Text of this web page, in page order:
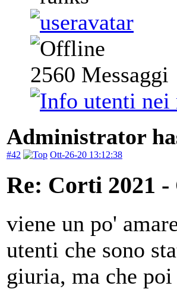
2560 Messaggi
Administrator
#42 Ott-26-20 13:12:38
Re: Corti 2021 -
viene un po'
utenti che sono
giuria, ma che